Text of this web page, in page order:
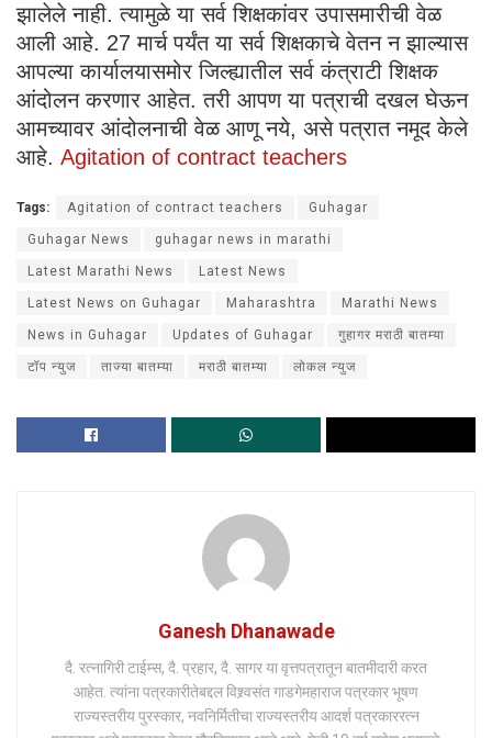
झालेले नाही. त्यामुळे या सर्व शिक्षकांवर उपासमारीची वेळ
आली आहे. 27 मार्च पर्यंत या सर्व शिक्षकाचे वेतन न झाल्यास
आपल्या कार्यालयासमोर जिल्ह्यातील सर्व कंत्राटी शिक्षक
आंदोलन करणार आहेत. तरी आपण या पत्राची दखल घेऊन
आमच्यावर आंदोलनाची वेळ आणू नये, असे पत्रात नमूद केले
आहे. Agitation of contract teachers
Tags: Agitation of contract teachers Guhagar
Guhagar News guhagar news in marathi
Latest Marathi News Latest News
Latest News on Guhagar Maharashtra Marathi News
News in Guhagar Updates of Guhagar गुहागर मराठी बातम्या
टॉप न्युज ताज्या बातम्या मराठी बातम्या लोकल न्युज
Ganesh Dhanawade
दै. रत्नागिरी टाईम्स, दै. प्रहार, दै. सागर या वृत्तपत्रातून बातमीदारी करत
आहेत. त्यांना पत्रकारीतेबद्दल विश्र्वसंत गाडगेमहाराज पत्रकार भूषण
राज्यस्तरीय पुरस्कार, नवनिर्मितीचा राज्यस्तरीय आदर्श पत्रकाररत्न